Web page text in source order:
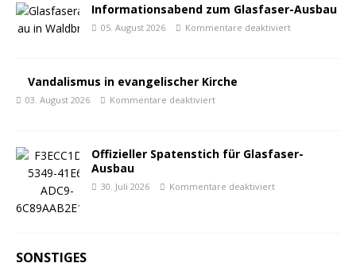
Informationsabend zum Glasfaser-Ausbau
05. August 2026 Kommentare deaktiviert
Vandalismus in evangelischer Kirche
03. August 2026 Kommentare deaktiviert
Offizieller Spatenstich für Glasfaser-
Ausbau
30. Juli 2026 Kommentare deaktiviert
SONSTIGES